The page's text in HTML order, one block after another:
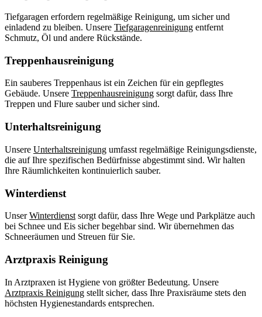
Tiefgaragen erfordern regelmäßige Reinigung, um sicher und
einladend zu bleiben. Unsere Tiefgaragenreinigung entfernt
Schmutz, Öl und andere Rückstände.
Treppenhausreinigung
Ein sauberes Treppenhaus ist ein Zeichen für ein gepflegtes
Gebäude. Unsere Treppenhausreinigung sorgt dafür, dass Ihre
Treppen und Flure sauber und sicher sind.
Unterhaltsreinigung
Unsere Unterhaltsreinigung umfasst regelmäßige Reinigungsdienste,
die auf Ihre spezifischen Bedürfnisse abgestimmt sind. Wir halten
Ihre Räumlichkeiten kontinuierlich sauber.
Winterdienst
UnserWinterdienst sorgt dafür, dass Ihre Wege und Parkplätze auch
bei Schnee und Eis sicher begehbar sind. Wir übernehmen das
Schneeräumen und Streuen für Sie.
Arztpraxis Reinigung
In Arztpraxen ist Hygiene von größter Bedeutung. Unsere
Arztpraxis Reinigung stellt sicher, dass Ihre Praxisräume stets den
höchsten Hygienestandards entsprechen.